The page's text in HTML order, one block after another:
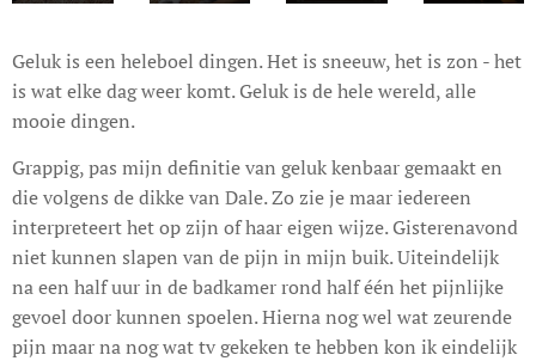
Geluk is een heleboel dingen. Het is sneeuw, het is zon - het
is wat elke dag weer komt. Geluk is de hele wereld, alle
mooie dingen.
Grappig, pas mijn definitie van geluk kenbaar gemaakt en
die volgens de dikke van Dale. Zo zie je maar iedereen
interpreteert het op zijn of haar eigen wijze. Gisterenavond
niet kunnen slapen van de pijn in mijn buik. Uiteindelijk
na een half uur in de badkamer rond half één het pijnlijke
gevoel door kunnen spoelen. Hierna nog wel wat zeurende
pijn maar na nog wat tv gekeken te hebben kon ik eindelijk